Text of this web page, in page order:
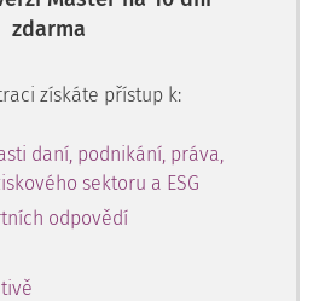
zdarma
získáte přístup k:
daní, podnikání, práva,
sektoru a ESG
odpovědí